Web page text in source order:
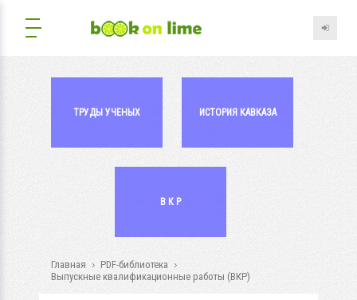
ТРУДЫ УЧЕНЫХ ИСТОРИЯ КАВКАЗА
В К Р
Главная
PDF-библиотека
Выпускные квалификационные работы (ВКР)